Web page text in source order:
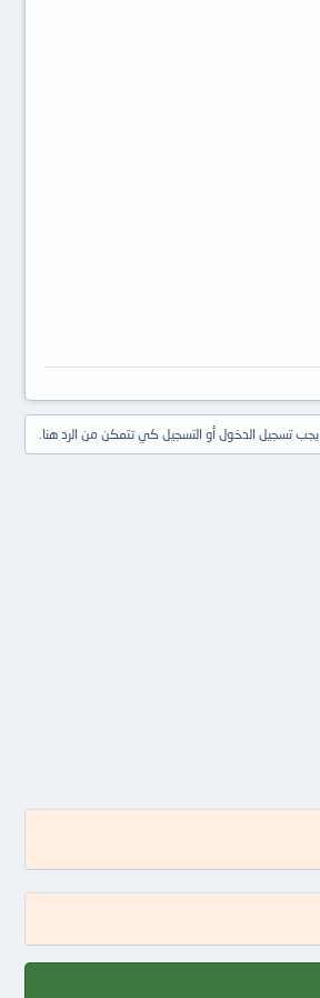
يجب تسجيل الدخول أو التسجيل كي تتمكن من الرد هنا.